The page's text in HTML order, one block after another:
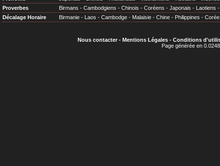
Proverbes
Birmans - Cambodgiens - Chinois - Coréens - Japonais - Laotiens
Décalage Horaire
Birmanie - Laos - Cambodge - Malaisie - Chine - Philippines - Corée
Nous contacter- Mentions Légales- Conditions
Page générée en